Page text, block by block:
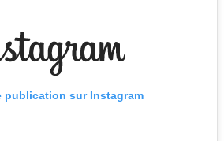
publication sur Instagram